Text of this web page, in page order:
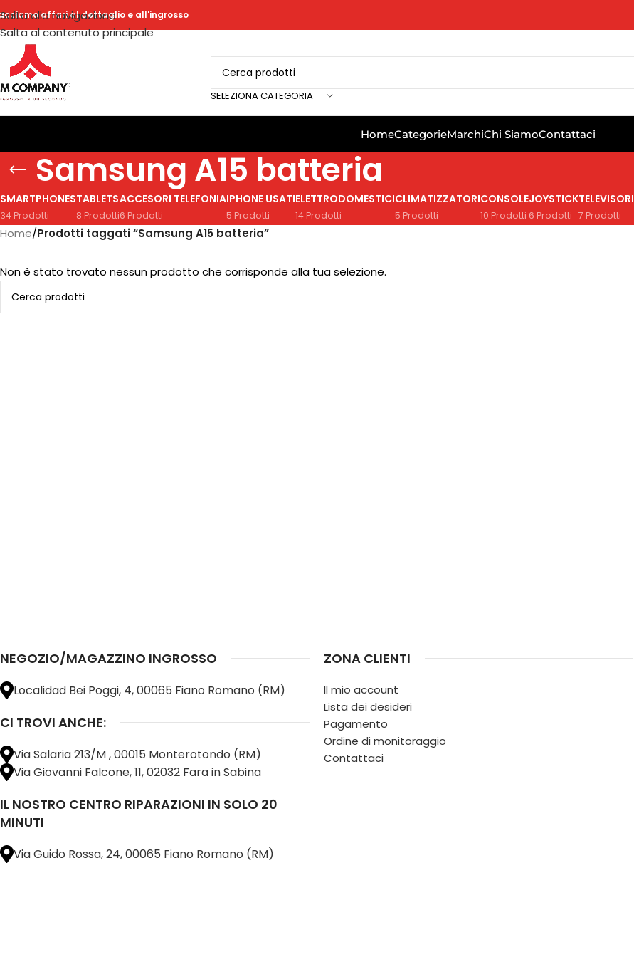
Salta alla navigazione
Salta al contenuto principale
affari al dettaglio e all'ingrosso
SELEZIONA CATEGORIA
HomeCategorieMarchiChi SiamoContattaci
Samsung A15 batteria
SMARTPHONES
34 Prodotti
TABLETS
8 Prodotti
ACCESORI TELEFONIA
6 Prodotti
IPHONE USATI
5 Prodotti
ELETTRODOMESTICI
14 Prodotti
CLIMATIZZATORI
5 Prodotti
CONSOLE
10 Prodotti
JOYSTICK
6 Prodotti
TELEVISORI
7 Prodotti
Home/Prodotti taggati “Samsung A15 batteria”
Non è stato trovato nessun prodotto che corrisponde alla tua selezione.
NEGOZIO/MAGAZZINO INGROSSO
Localidad Bei Poggi, 4, 00065 Fiano Romano (RM)
CI TROVI ANCHE:
Via Salaria 213/M , 00015 Monterotondo (RM)
Via Giovanni Falcone, 11, 02032 Fara in Sabina
IL NOSTRO CENTRO RIPARAZIONI IN SOLO 20
MINUTI
Via Guido Rossa, 24, 00065 Fiano Romano (RM)
ZONA CLIENTI
Il mio account
Lista dei desideri
Pagamento
Ordine di monitoraggio
Contattaci